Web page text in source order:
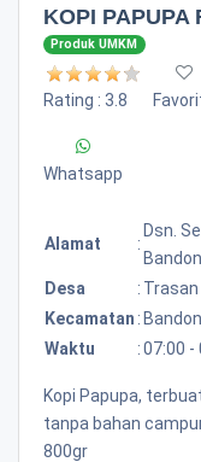
KOPI PAPUPA
Produk UMKM
Rating : 3.8
Whatsapp
Alamat :
Dsn.
Desa
: Trasan
Kecamatan :
Waktu
:07:00 -
Kopi Papupa,
tanpa bahan
800gr